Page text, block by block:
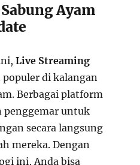
Ayam
Live Streaming
di kalangan
Berbagai platform
untuk
secara langsung
mereka. Dengan
ini, Anda bisa